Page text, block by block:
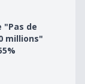
à 10de
millions"